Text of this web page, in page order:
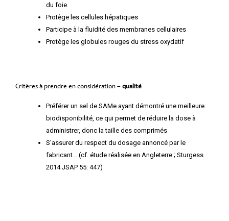
du foie
Protège les cellules hépatiques
Participe à la fluidité des membranes cellulaires
Protège les globules rouges du stress oxydatif
Critères à prendre en considération –qualité
Préférer un sel de SAMe ayant démontré une meilleure
biodisponibilité, ce qui permet de réduire la dose à
administrer, donc la taille des comprimés
S’assurer du respect du dosage annoncé par le
fabricant… (cf. étude réalisée en Angleterre ; Sturgess
2014 JSAP 55: 447)